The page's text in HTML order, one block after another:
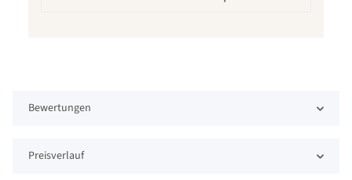
Bewertungen
Preisverlauf